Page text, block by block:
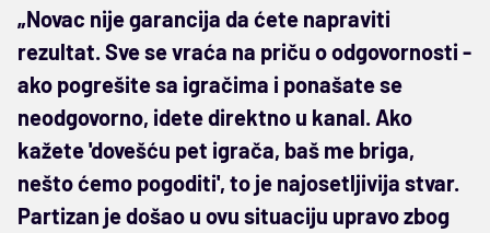
„Novac nije garancija da ćete napraviti
rezultat. Sve se vraća na priču o odgovornosti -
ako pogrešite sa igračima i ponašate se
neodgovorno, idete direktno u kanal. Ako
kažete 'dovešću pet igrača, baš me briga,
nešto ćemo pogoditi', to je najosetljivija stvar.
Partizan je došao u ovu situaciju upravo zbog